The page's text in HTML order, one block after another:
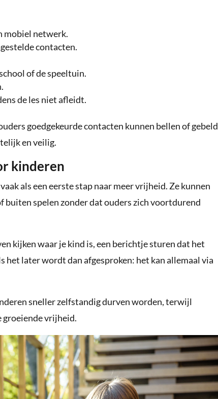
mobiel netwerk.
contacten.
of de speeltuin.
de les niet afleidt.
goedgekeurde contacten kunnen bellen of gebeld
en veilig.
kinderen
als een eerste stap naar meer vrijheid. Ze kunnen
buiten spelen zonder dat ouders zich voortdurend
kijken waar je kind is, een berichtje sturen dat het
het later wordt dan afgesproken: het kan allemaal via
sneller zelfstandig durven worden, terwijl
groeiende vrijheid.